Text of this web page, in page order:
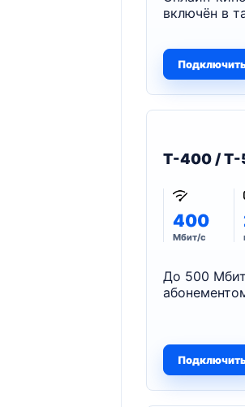
включён в
T-400 /
400
Мбит/с
До 500